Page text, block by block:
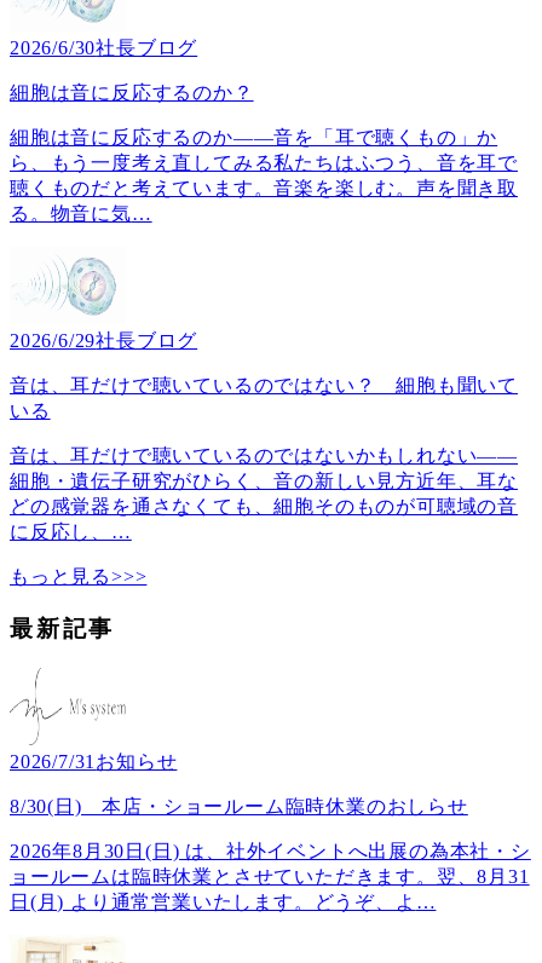
2026/6/30社長ブログ
細胞は音に反応するのか？
細胞は音に反応するのか――音を「耳で聴くもの」か
ら、もう一度考え直してみる私たちはふつう、音を耳で
聴くものだと考えています。音楽を楽しむ。声を聞き取
る。物音に気…
2026/6/29社長ブログ
音は、耳だけで聴いているのではない？ 細胞も聞いて
いる
音は、耳だけで聴いているのではないかもしれない――
細胞・遺伝子研究がひらく、音の新しい見方近年、耳な
どの感覚器を通さなくても、細胞そのものが可聴域の音
に反応し、 …
もっと見る>>>
最新記事
2026/7/31 お知らせ
8/30(日) 本店・ショールーム臨時休業のおしらせ
2026年8月30日(日) は、社外イベントへ出展の為本社・シ
ョールームは臨時休業とさせていただきます。翌、8月31
日(月) より通常営業いたします。どうぞ、よ …